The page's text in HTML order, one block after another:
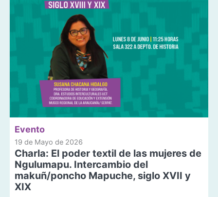
Evento
19 de Mayo de 2026
Charla: El poder textil de las mujeres de
Ngulumapu. Intercambio del
makuñ/poncho Mapuche, siglo XVII y
XIX